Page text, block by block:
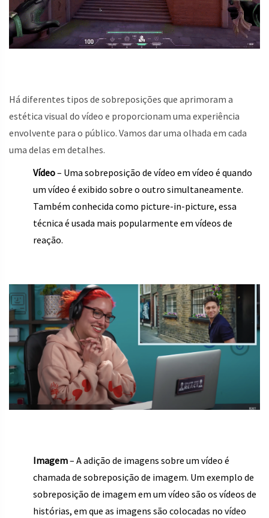
Há diferentes tipos de sobreposições que aprimoram a
estética visual do vídeo e proporcionam uma experiência
envolvente para o público. Vamos dar uma olhada em cada
uma delas em detalhes.
Vídeo– Uma sobreposição de vídeo em vídeo é quando
um vídeo é exibido sobre o outro simultaneamente.
Também conhecida como picture-in-picture, essa
técnica é usada mais popularmente em vídeos de
reação.
Imagem– A adição de imagens sobre um vídeo é
chamada de sobreposição de imagem. Um exemplo de
sobreposição de imagem em um vídeo são os vídeos de
histórias, em que as imagens são colocadas no vídeo